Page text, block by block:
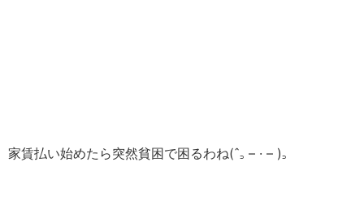
家賃払い始めたら突然貧困で困るわね‎‎(ˆ꜆ – · – )꜆